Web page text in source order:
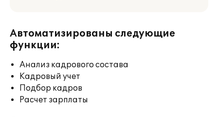
Автоматизированы следующие
функции:
Анализ кадрового состава
Кадровый учет
Подбор кадров
Расчет зарплаты